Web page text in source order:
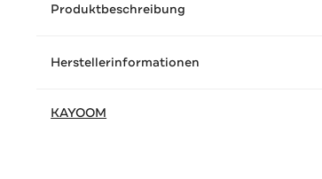
Produktbeschreibung
Herstellerinformationen
KAYOOM